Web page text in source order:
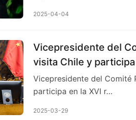
2025-04-04
Vicepresidente del
visita Chile y
Diálogo Político
Vicepresidente del Comité
participa en la XVI r…
2025-03-29